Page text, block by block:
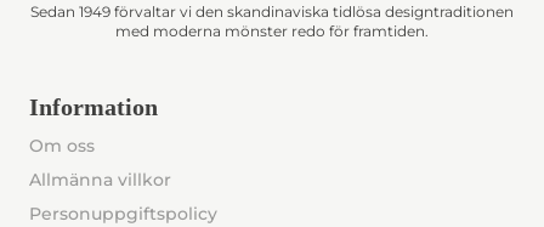
Sedan 1949 förvaltar vi den skandinaviska tidlösa designtraditionen
med moderna mönster redo för framtiden.
Information
Om oss
Allmänna villkor
Personuppgiftspolicy